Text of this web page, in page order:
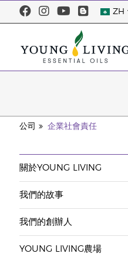
ZH
公司 企業社會責任
關於YOUNG LIVING
我們的故事
我們的創辦人
YOUNG LIVING農場